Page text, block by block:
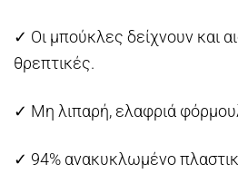
✓ Οι μπούκλες δείχνουν και
θρεπτικές.
✓ Μη λιπαρή, ελαφριά
✓ 94% ανακυκλωμένο